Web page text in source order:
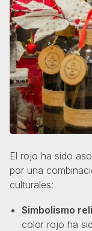
El rojo ha sido
por una
culturales:
Simbolismo
color rojo ha